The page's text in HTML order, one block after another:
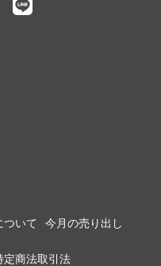
ついて 今月の売り出し
定商法取引法